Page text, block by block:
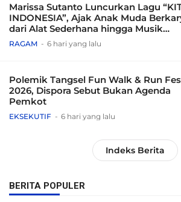
Marissa Sutanto Luncurkan Lagu
INDONESIA”, Ajak Anak Muda
dari Alat Sederhana hingga Musik
Tradisional
RAGAM 6 hari yang lalu
Polemik Tangsel Fun Walk & Run
2026, Dispora Sebut Bukan Agenda
Pemkot
EKSEKUTIF 6 hari yang lalu
Indeks Berita
BERITA POPULER